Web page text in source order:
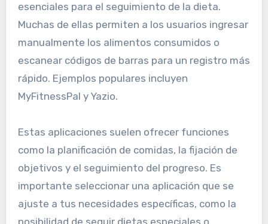
esenciales para el seguimiento de la dieta.
Muchas de ellas permiten a los usuarios ingresar
manualmente los alimentos consumidos o
escanear códigos de barras para un registro más
rápido. Ejemplos populares incluyen
MyFitnessPal y Yazio.
Estas aplicaciones suelen ofrecer funciones
como la planificación de comidas, la fijación de
objetivos y el seguimiento del progreso. Es
importante seleccionar una aplicación que se
ajuste a tus necesidades específicas, como la